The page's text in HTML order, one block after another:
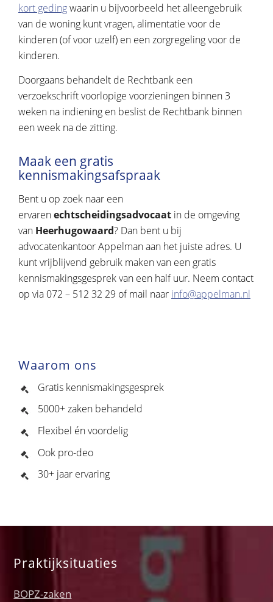
kort gedingwaarin u bijvoorbeeld het alleengebruik
van de woning kunt vragen, alimentatie voor de
kinderen (of voor uzelf) en een zorgregeling voor de
kinderen.
Doorgaans behandelt de Rechtbank een
verzoekschrift voorlopige voorzieningen binnen 3
weken na indiening en beslist de Rechtbank binnen
een week na de zitting.
Maak een gratis
kennismakingsafspraak
Bent u op zoek naar een
ervarenechtscheidingsadvocaat in de omgeving
van Heerhugowaard? Dan bent u bij
advocatenkantoor Appelman aan het juiste adres. U
kunt vrijblijvend gebruik maken van een gratis
kennismakingsgesprek van een half uur. Neem contact
op via 072 – 512 32 29 of mail naar info@appelman.nl
Waarom ons
Gratis kennismakingsgesprek
5000+ zaken behandeld
Flexibel én voordelig
Ook pro-deo
30+ jaar ervaring
Praktijksituaties
BOPZ-zaken